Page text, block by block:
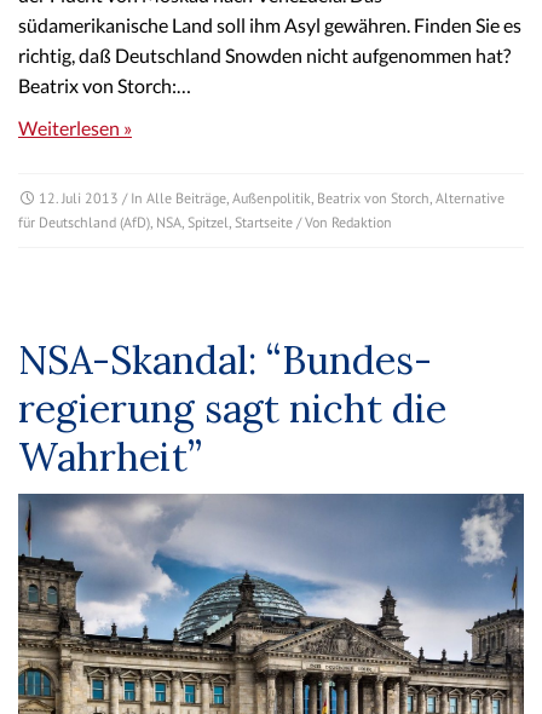
südamerikanische Land soll ihm Asyl gewähren. Finden Sie es
richtig, daß Deutschland Snowden nicht aufgenommen hat?
Beatrix von Storch:…
Weiterlesen »
12. Juli 2013 / In Alle Beiträge, Außenpolitik, Beatrix von Storch, Alternative
für Deutschland (AfD), NSA, Spitzel, Startseite / Von Redaktion
NSA-Skandal: “Bundes­
regierung sagt nicht die
Wahr­heit”